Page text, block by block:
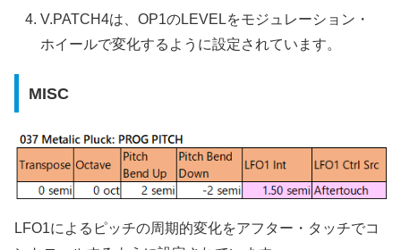
V.PATCH4は、OP1のLEVELをモジュレーション・
ホイールで変化するように設定されています。
MISC
LFO1によるピッチの周期的変化をアフター・タッチでコ